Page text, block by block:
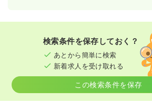
検索条件を保存しておく？
あとから簡単に検索
新着求人を受け取れる
この検索条件を保存